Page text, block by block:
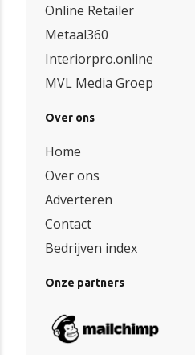
Online Retailer
Metaal360
Interiorpro.online
MVL Media Groep
Over ons
Home
Over ons
Adverteren
Contact
Bedrijven index
Onze partners